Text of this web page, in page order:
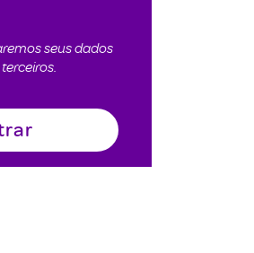
seus dados